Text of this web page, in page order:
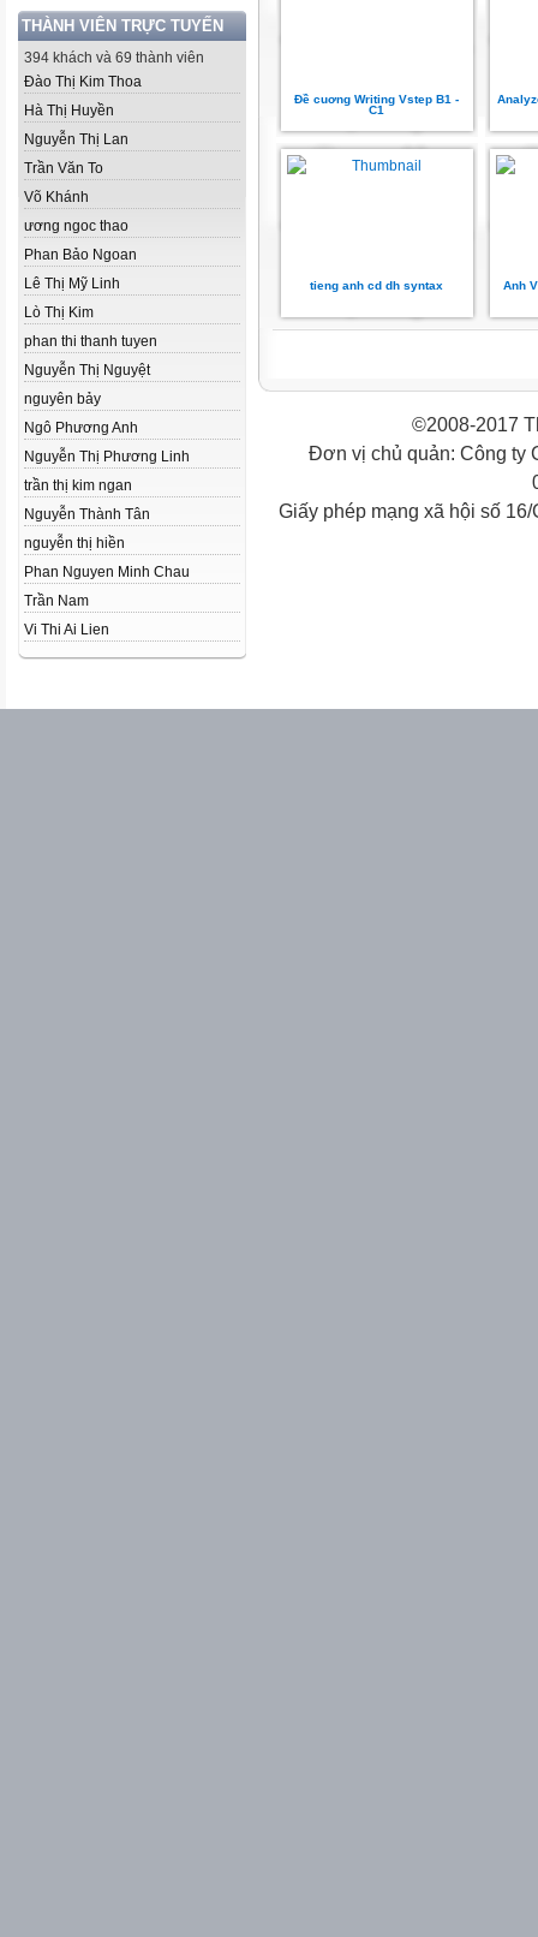
THÀNH VIÊN TRỰC TUYẾN
394 khách và 69 thành viên
Đào Thị Kim Thoa
Hà Thị Huyền
Nguyễn Thị Lan
Trần Văn To
Võ Khánh
ương ngoc thao
Phan Bảo Ngoan
Lê Thị Mỹ Linh
Lò Thị Kim
phan thi thanh tuyen
Nguyễn Thị Nguyệt
nguyên bảy
Ngô Phương Anh
Nguyễn Thị Phương Linh
trần thị kim ngan
Nguyễn Thành Tân
nguyễn thị hiền
Phan Nguyen Minh Chau
Trần Nam
Vi Thi Ai Lien
Đề cuơng Writing Vstep B1 -
C1
tieng anh cd dh syntax Anh
©2008-2017
Đơn vị chủ quản: Công ty
Giấy phép mạng xã hội số